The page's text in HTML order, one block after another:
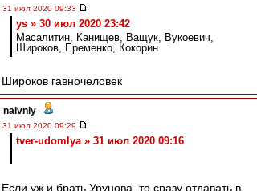
31 июл 2020 09:33
ys » 30 июл 2020 23:42
Масалитин, Канищев, Ващук, Вукоевич,
Широков, Еременко, Кокорин
Широков гавночеловек
naivniy -
31 июл 2020 09:29
tver-udomlya » 31 июл 2020 09:16
Если уж и брать Урунова, то сразу отдавать в